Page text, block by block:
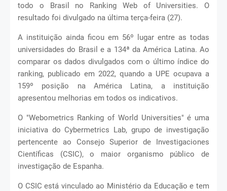
todo o Brasil no Ranking Web of Universities. O
resultado foi divulgado na última terça-feira (27).
A instituição ainda ficou em 56º lugar entre as todas
universidades do Brasil e a 134ª da América Latina. Ao
comparar os dados divulgados com o último índice do
ranking, publicado em 2022, quando a UPE ocupava a
159º posição na América Latina, a instituição
apresentou melhorias em todos os indicativos.
O "Webometrics Ranking of World Universities" é uma
iniciativa do Cybermetrics Lab, grupo de investigação
pertencente ao Consejo Superior de Investigaciones
Científicas (CSIC), o maior organismo público de
investigação de Espanha.
O CSIC está vinculado ao Ministério da Educação e tem